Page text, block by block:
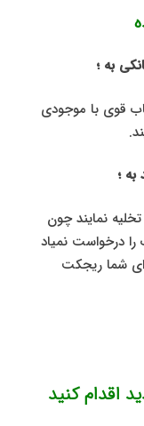
به ؛
قوی با موجودی
به ؛
نمایند چون
درخواست نمیاد
شما ریجکت
اقدام کنید